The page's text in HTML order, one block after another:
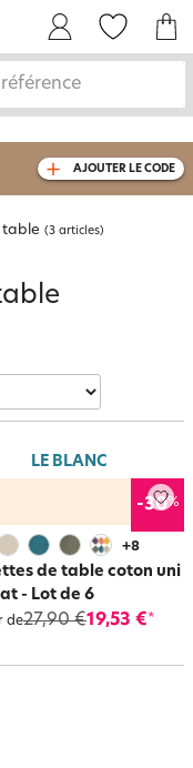
AJOUTER LE CODE
table (3 articles)
LE BLANC
-30%
+8
de table coton uni
- Lot de 6
de27,90 €19,53 €*